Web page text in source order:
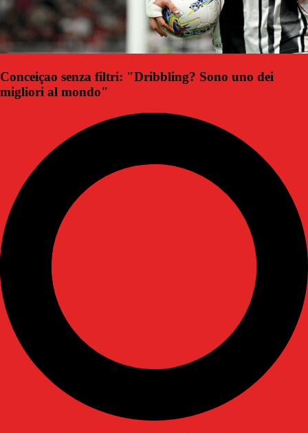
Conceiçao senza filtri: "Dribbling? Sono uno dei
migliori al mondo"